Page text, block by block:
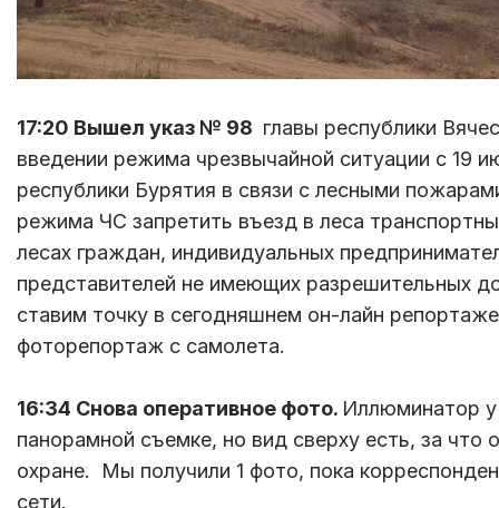
17:20 Вышел указ № 98 главы республики
введении режима чрезвычайной ситуации с 19
республики Бурятия в связи с лесными
режима ЧС запретить въезд в леса
лесах граждан, индивидуальных
представителей не имеющих разрешительных
ставим точку в сегодняшнем он-лайн
фоторепортаж с самолета.
16:34 Снова оперативное фото. Иллюминатор у
панорамной съемке, но вид сверху есть, за что
охране. Мы получили 1 фото, пока
сети.